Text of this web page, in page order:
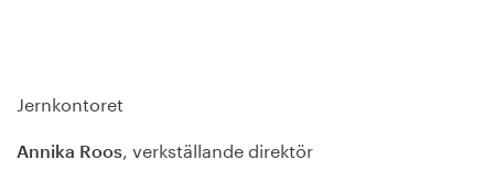
Jernkontoret
Annika Roos , verkställande direktör